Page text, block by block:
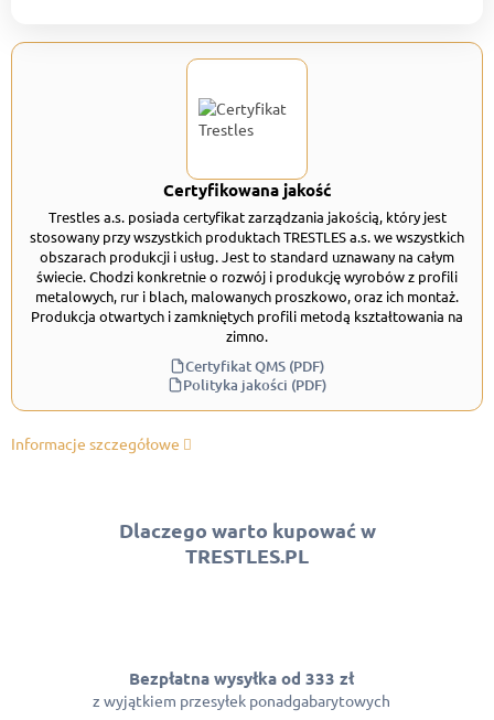
Certyfikowana jakość
Trestles a.s. posiada certyfikat zarządzania jakością, który jest
stosowany przy wszystkich produktach TRESTLES a.s. we wszystkich
obszarach produkcji i usług. Jest to standard uznawany na całym
świecie. Chodzi konkretnie o rozwój i produkcję wyrobów z profili
metalowych, rur i blach, malowanych proszkowo, oraz ich montaż.
Produkcja otwartych i zamkniętych profili metodą kształtowania na
zimno.
Certyfikat QMS (PDF)
Polityka jakości (PDF)
Informacje szczegółowe
Dlaczego warto kupować w
TRESTLES.PL
Bezpłatna wysyłka od 333 zł
z wyjątkiem przesyłek ponadgabarytowych